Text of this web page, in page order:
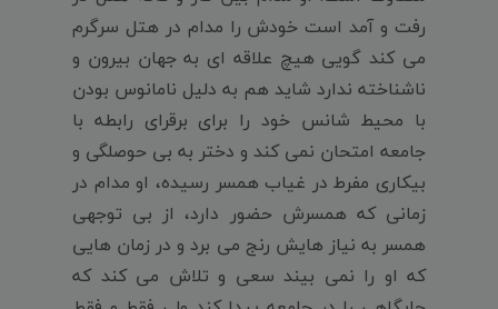
رفت و آمد است خودش را مدام در هتل سرگرم
می کند گویی هیچ علاقه ای به جهان بیرون و
ناشناخته ندارد شاید هم به دلیل نامانوس بودن
با محیط شانس خود را برای برقرای رابطه با
جامعه امتحان نمی کند و دختر به بی حوصلگی و
بیکاری مفرط در غیاب همسر رسیده، او مدام در
زمانی که همسرش حضور دارد، از بی توجهی
همسر به نیاز هایش رنج می برد و در زمان هایی
که او را نمی بیند سعی و تلاش می کند که